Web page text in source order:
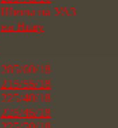
Шины на УАЗ
на Ниву
285/60/18
215/55/18
225/40/18
225/45/18